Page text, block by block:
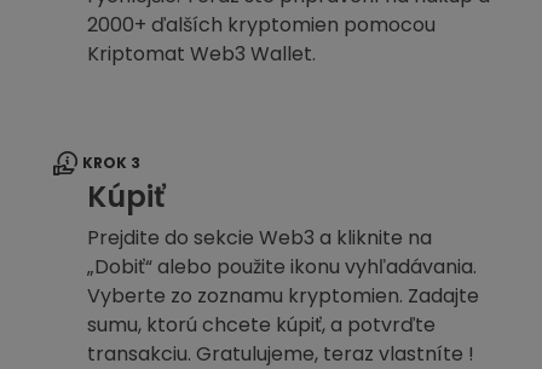
2000+ ďalších kryptomien pomocou
Kriptomat Web3 Wallet.
KROK 3
Kúpiť
Prejdite do sekcie Web3 a kliknite na
„Dobiť“ alebo použite ikonu vyhľadávania.
Vyberte zo zoznamu kryptomien. Zadajte
sumu, ktorú chcete kúpiť, a potvrďte
transakciu. Gratulujeme, teraz vlastníte !